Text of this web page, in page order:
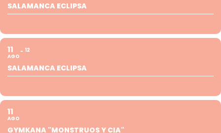
SALAMANCA ECLIPSA
11
AGO
12
SALAMANCA ECLIPSA
11
AGO
GYMKANA "MONSTRUOS Y CIA"